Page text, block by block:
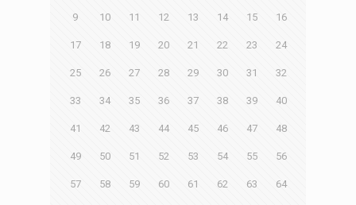
9 10 11 12 13 14 15 16
17 18 19 20 21 22 23 24
25 26 27 28 29 30 31 32
33 34 35 36 37 38 39 40
41 42 43 44 45 46 47 48
49 50 51 52 53 54 55 56
57 58 59 60 61 62 63 64